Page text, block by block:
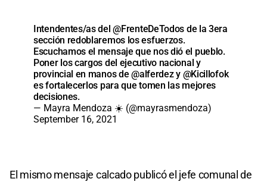
Intendentes/as del@FrenteDeTodos de la 3era
sección redoblaremos los esfuerzos.
Escuchamos el mensaje que nos dió el pueblo.
Poner los cargos del ejecutivo nacional y
provincial en manos de@alferdezy @Kicillofok
es fortalecerlos para que tomen las mejores
decisiones.
— Mayra Mendoza ☀️ (@mayrasmendoza)
September 16, 2021
El mismo mensaje calcado publicó el jefe comunal de